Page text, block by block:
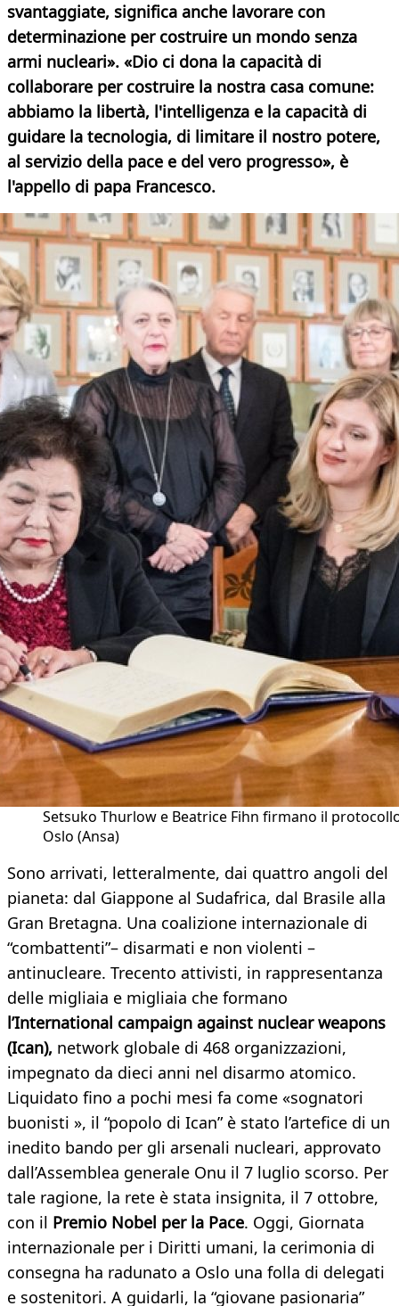
svantaggiate, significa anche lavorare con
determinazione per costruire un mondo senza
armi nucleari». «Dio ci dona la capacità di
collaborare per costruire la nostra casa comune:
abbiamo la libertà, l'intelligenza e la capacità di
guidare la tecnologia, di limitare il nostro potere,
al servizio della pace e del vero progresso», è
l'appello di papa Francesco.
Setsuko Thurlow e Beatrice Fihn firmano il
Oslo (Ansa)
Sono arrivati, letteralmente, dai quattro angoli del
pianeta: dal Giappone al Sudafrica, dal Brasile alla
Gran Bretagna. Una coalizione internazionale di
“combattenti”– disarmati e non violenti –
antinucleare. Trecento attivisti, in rappresentanza
delle migliaia e migliaia che formano
l’International campaign against nuclear weapons
(Ican), network globale di 468 organizzazioni,
impegnato da dieci anni nel disarmo atomico.
Liquidato fino a pochi mesi fa come «sognatori
buonisti », il “popolo di Ican” è stato l’artefice di un
inedito bando per gli arsenali nucleari, approvato
dall’Assemblea generale Onu il 7 luglio scorso. Per
tale ragione, la rete è stata insignita, il 7 ottobre,
con il Premio Nobel per la Pace. Oggi, Giornata
internazionale per i Diritti umani, la cerimonia di
consegna ha radunato a Oslo una folla di delegati
e sostenitori. A guidarli, la “giovane pasionaria”